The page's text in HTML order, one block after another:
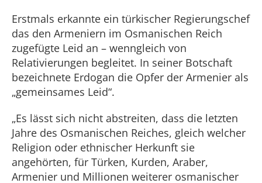
Erstmals erkannte ein türkischer Regierungschef
das den Armeniern im Osmanischen Reich
zugefügte Leid an – wenngleich von
Relativierungen begleitet. In seiner Botschaft
bezeichnete Erdogan die Opfer der Armenier als
„gemeinsames Leid“.
„Es lässt sich nicht abstreiten, dass die letzten
Jahre des Osmanischen Reiches, gleich welcher
Religion oder ethnischer Herkunft sie
angehörten, für Türken, Kurden, Araber,
Armenier und Millionen weiterer osmanischer